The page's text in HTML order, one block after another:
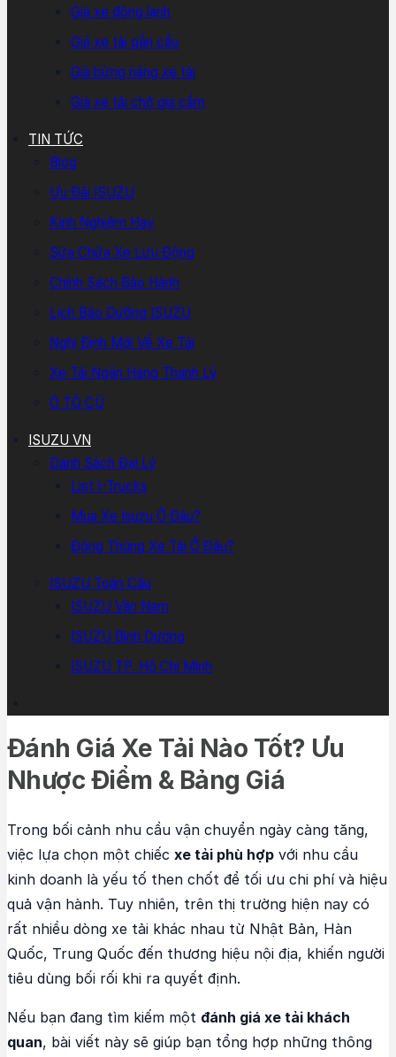
Giá xe đông lạnh
Giá xe tải gắn cẩu
Giá bửng nâng xe tải
Giá xe tải chở gia cầm
TIN TỨC
Blog
Ưu Đãi ISUZU
Kinh Nghiệm Hay
Sửa Chữa Xe Lưu Động
Chính Sách Bảo Hành
Lịch Bảo Dưỡng ISUZU
Nghị Định Mới Về Xe Tải
Xe Tải Ngân Hàng Thanh Lý
Ô TÔ CŨ
ISUZU VN
Danh Sách Đại Lý
List I-Trucks
Mua Xe Isuzu Ở Đâu?
Đóng Thùng Xe Tải Ở Đâu?
ISUZU Toàn Cầu
ISUZU Vân Nam
ISUZU Bình Dương
ISUZU TP. Hồ Chí Minh
Đánh Giá Xe Tải Nào Tốt? Ưu
Nhược Điểm & Bảng Giá
Trong bối cảnh nhu cầu vận chuyển ngày càng tăng,
việc lựa chọn một chiếc xe tải phù hợp với nhu cầu
kinh doanh là yếu tố then chốt để tối ưu chi phí và hiệu
quả vận hành. Tuy nhiên, trên thị trường hiện nay có
rất nhiều dòng xe tải khác nhau từ Nhật Bản, Hàn
Quốc, Trung Quốc đến thương hiệu nội địa, khiến người
tiêu dùng bối rối khi ra quyết định.
Nếu bạn đang tìm kiếm một đánh giá xe tải khách
quan, bài viết này sẽ giúp bạn tổng hợp những thông